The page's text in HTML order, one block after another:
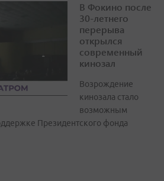
В Фокино после
30-летнего
перерыва
открылся
современный
кинозал
Возрождение
кинозала стало
возможным
Президентского фонда